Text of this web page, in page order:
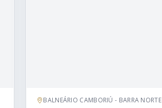
BALNEÁRIO CAMBORIÚ - BARRA NORTE